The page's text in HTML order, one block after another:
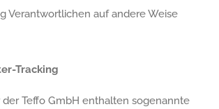
Verantwortlichen auf andere Weise
Tracking
Teffo GmbH enthalten sogenannte